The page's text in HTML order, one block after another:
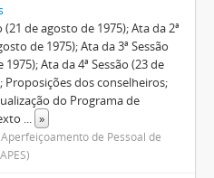
(21 de agosto de 1975); Ata da 2ª
de 1975); Ata da 3ª Sessão
Ata da 4ª Sessão (23 de
Proposições dos conselheiros;
do Programa de
... »
de Pessoal de